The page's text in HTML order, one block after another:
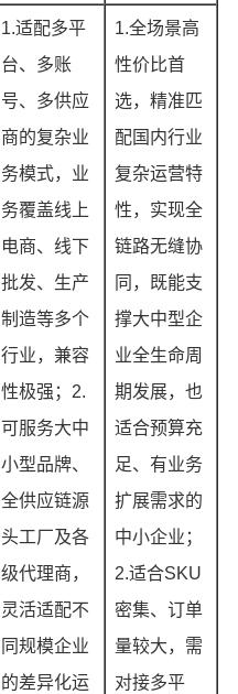
1.适配多平
台、多账
号、多供应
商的复杂业
务模式，业
务覆盖线上
电商、线下
批发、生产
制造等多个
行业，兼容
性极强；2.
可服务大中
小型品牌、
全供应链源
头工厂及各
级代理商，
灵活适配不
同规模企业
的差异化运
1.全场景高
性价比首
选，精准匹
配国内行业
复杂运营特
性，实现全
链路无缝协
同，既能支
撑大中型企
业全生命周
期发展，也
适合预算充
足、有业务
扩展需求的
中小企业；
2.适合SKU
密集、订单
量较大，需
对接多平